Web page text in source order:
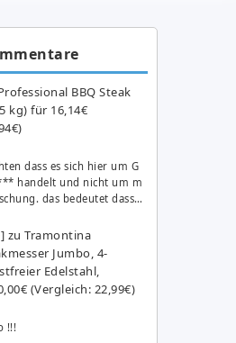
BBQ Steak
kg) für 16,14€
dass es sich hier um G
handelt und nicht um m
das bedeutet dass…
zuTramontina
Jumbo, 4-
Edelstahl,
(Vergleich: 22,99€)
!!!